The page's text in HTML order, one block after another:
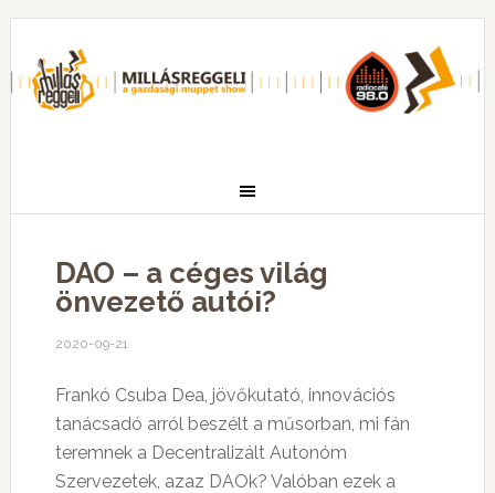
DAO – a céges világ
önvezető autói?
2020-09-21
Frankó Csuba Dea, jövőkutató, innovációs
tanácsadó arról beszélt a műsorban, mi fán
teremnek a Decentralizált Autonóm
Szervezetek, azaz DAOk? Valóban ezek a